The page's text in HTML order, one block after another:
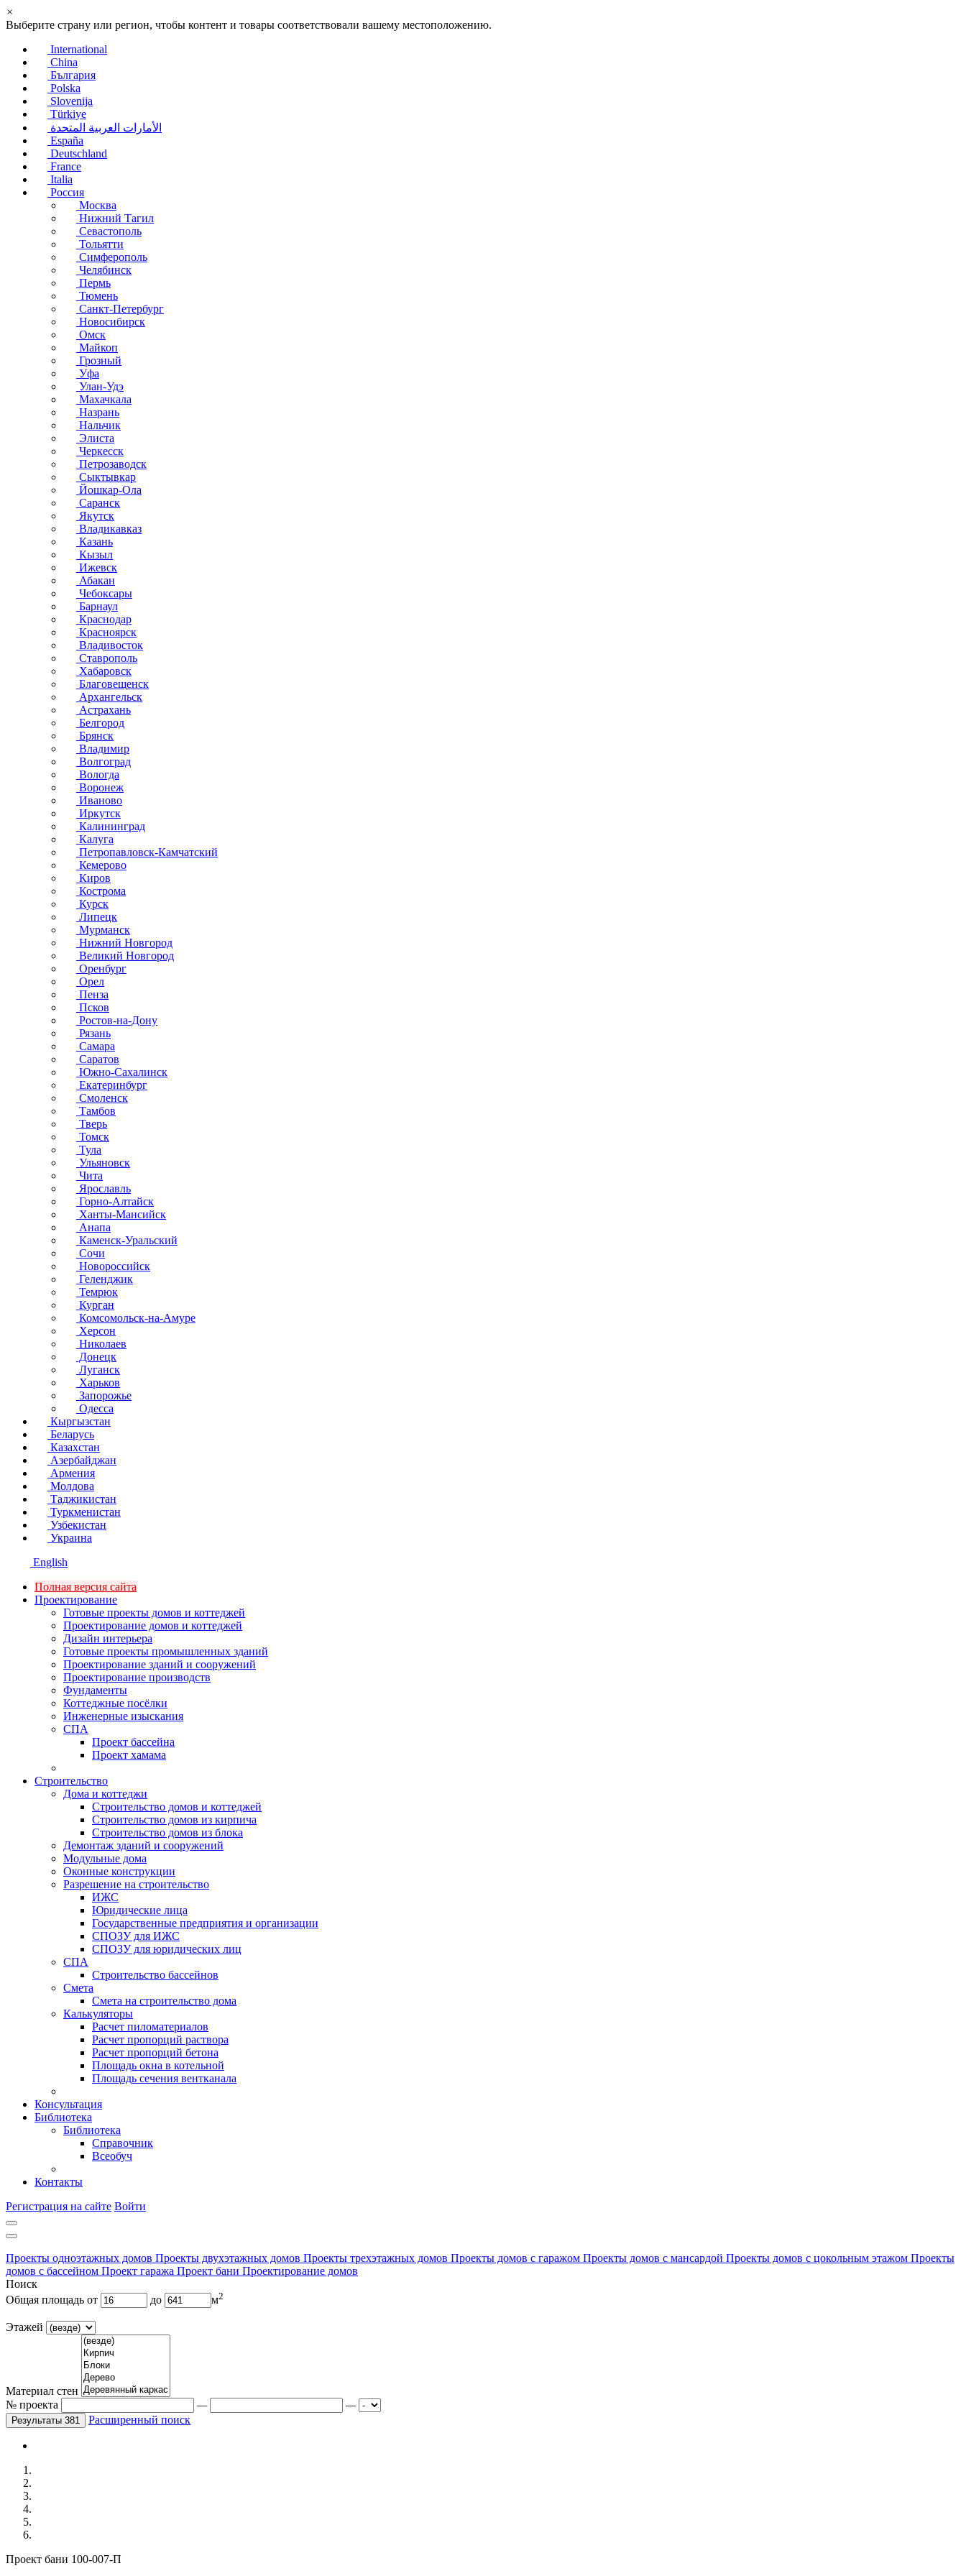
×
Выберите страну или регион, чтобы контент и товары соответствовали вашему местоположению.
International
China
България
Polska
Slovenija
Türkiye
الأمارات العربية المتحدة
España
Deutschland
France
Italia
Россия
Москва
Нижний Тагил
Севастополь
Тольятти
Симферополь
Челябинск
Пермь
Тюмень
Санкт-Петербург
Новосибирск
Омск
Майкоп
Грозный
Уфа
Улан-Удэ
Махачкала
Назрань
Нальчик
Элиста
Черкесск
Петрозаводск
Сыктывкар
Йошкар-Ола
Саранск
Якутск
Владикавказ
Казань
Кызыл
Ижевск
Абакан
Чебоксары
Барнаул
Краснодар
Красноярск
Владивосток
Ставрополь
Хабаровск
Благовещенск
Архангельск
Астрахань
Белгород
Брянск
Владимир
Волгоград
Вологда
Воронеж
Иваново
Иркутск
Калининград
Калуга
Петропавловск-Камчатский
Кемерово
Киров
Кострома
Курск
Липецк
Мурманск
Нижний Новгород
Великий Новгород
Оренбург
Орел
Пенза
Псков
Ростов-на-Дону
Рязань
Самара
Саратов
Южно-Сахалинск
Екатеринбург
Смоленск
Тамбов
Тверь
Томск
Тула
Ульяновск
Чита
Ярославль
Горно-Алтайск
Ханты-Мансийск
Анапа
Каменск-Уральский
Сочи
Новороссийск
Геленджик
Темрюк
Курган
Комсомольск-на-Амуре
Херсон
Николаев
Донецк
Луганск
Харьков
Запорожье
Одесса
Кыргызстан
Беларусь
Казахстан
Азербайджан
Армения
Молдова
Таджикистан
Туркменистан
Узбекистан
Украина
English
Полная версия сайта
Проектирование
Готовые проекты домов и коттеджей
Проектирование домов и коттеджей
Дизайн интерьера
Готовые проекты промышленных зданий
Проектирование зданий и сооружений
Проектирование производств
Фундаменты
Коттеджные посёлки
Инженерные изыскания
СПА
Проект бассейна
Проект хамама
Строительство
Дома и коттеджи
Строительство домов и коттеджей
Строительство домов из кирпича
Строительство домов из блока
Демонтаж зданий и сооружений
Модульные дома
Оконные конструкции
Разрешение на строительство
ИЖС
Юридические лица
Государственные предприятия и организации
СПОЗУ для ИЖС
СПОЗУ для юридических лиц
СПА
Строительство бассейнов
Смета
Смета на строительство дома
Калькуляторы
Расчет пиломатериалов
Расчет пропорций раствора
Расчет пропорций бетона
Площадь окна в котельной
Площадь сечения вентканала
Консультация
Библиотека
Библиотека
Справочник
Всеобуч
Контакты
Регистрация на сайте Войти
Проекты одноэтажных домов Проекты двухэтажных домов Проекты трехэтажных домов Проекты домов с гаражом Проекты домов с мансардой Проекты домов с цокольным этажом Проекты
домов с бассейном Проект гаража Проект бани Проектирование домов
Поиск
Общая площадь от до м2
Этажей
Материал стен
№ проекта
—
—
Расширенный поиск
Проект бани 100-007-П